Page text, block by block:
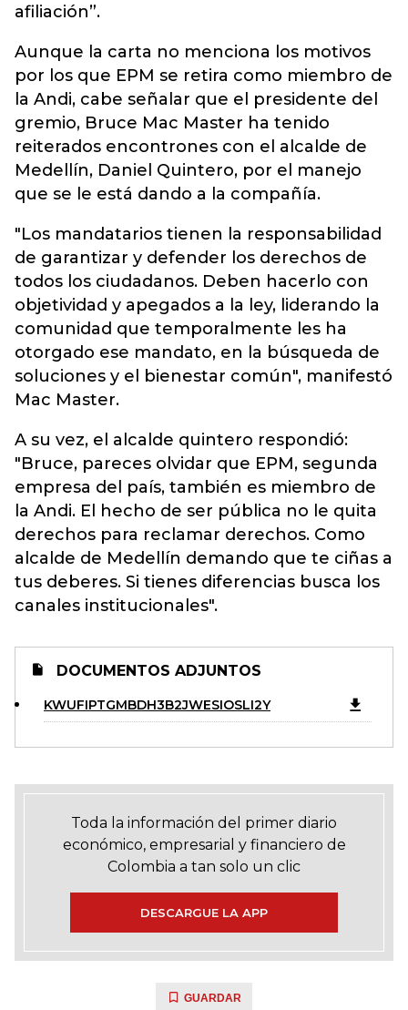
afiliación”.
Aunque la carta no menciona los motivos
por los que EPM se retira como miembro de
la Andi, cabe señalar que el presidente del
gremio, Bruce Mac Master ha tenido
reiterados encontrones con el alcalde de
Medellín, Daniel Quintero, por el manejo
que se le está dando a la compañía.
"Los mandatarios tienen la responsabilidad
de garantizar y defender los derechos de
todos los ciudadanos. Deben hacerlo con
objetividad y apegados a la ley, liderando la
comunidad que temporalmente les ha
otorgado ese mandato, en la búsqueda de
soluciones y el bienestar común", manifestó
Mac Master.
A su vez, el alcalde quintero respondió:
"Bruce, pareces olvidar que EPM, segunda
empresa del país, también es miembro de
la Andi. El hecho de ser pública no le quita
derechos para reclamar derechos. Como
alcalde de Medellín demando que te ciñas a
tus deberes. Si tienes diferencias busca los
canales institucionales".
DOCUMENTOS ADJUNTOS
KWUFIPTGMBDH3B2JWESIOSLI2Y
Toda la información del primer diario
económico, empresarial y financiero de
Colombia a tan solo un clic
DESCARGUE LA APP
GUARDAR